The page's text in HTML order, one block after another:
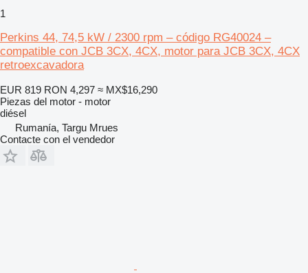
1
Perkins 44, 74,5 kW / 2300 rpm – código RG40024 –
compatible con JCB 3CX, 4CX, motor para JCB 3CX, 4CX
retroexcavadora
EUR 819 RON 4,297 ≈ MX$16,290
Piezas del motor - motor
diésel
Rumanía, Targu Mrues
Contacte con el vendedor